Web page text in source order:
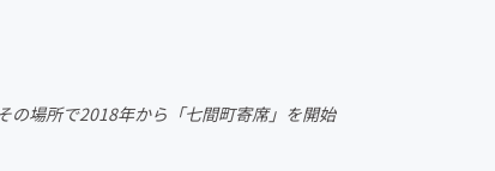
ファッション
の場所で2018年から「七間町寄席」を開始